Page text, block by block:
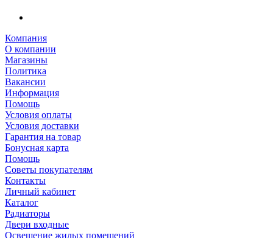
Компания
О компании
Магазины
Политика
Вакансии
Информация
Помощь
Условия оплаты
Условия доставки
Гарантия на товар
Бонусная карта
Помощь
Советы покупателям
Контакты
Личный кабинет
Каталог
Радиаторы
Двери входные
Освещение жилых помещений